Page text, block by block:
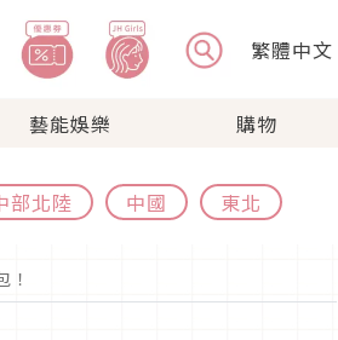
繁體中文
藝能娛樂 購物
部北陸 中國 東北